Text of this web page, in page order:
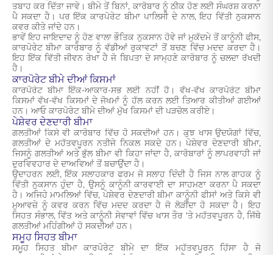
ਤਬਾਹ ਕਰ ਦਿੱਤਾ ਜਾਵੇ। ਬੀਮੇ ਤੋਂ ਬਿਨਾਂ, ਕਾਰੋਬਾਰ ਨੂੰ ਠੀਕ ਹੋਣ ਲਈ ਸੰਘਰਸ਼ ਕਰਨਾ
ਪੈ ਸਕਦਾ ਹੈ। ਪਰ ਇੱਕ ਕਾਰਪੋਰੇਟ ਬੀਮਾ ਪਾਲਿਸੀ ਦੇ ਨਾਲ, ਇਹ ਵਿੱਤੀ ਨੁਕਸਾਨ
ਕਵਰ ਕੀਤੇ ਜਾਂਦੇ ਹਨ।
ਭਾਵੇਂ ਇਹ ਜਾਇਦਾਦ ਨੂੰ ਹੋਣ ਵਾਲਾ ਭੌਤਿਕ ਨੁਕਸਾਨ ਹੋਵੇ ਜਾਂ ਮੁਕੱਦਮੇ ਤੋਂ ਕਾਨੂੰਨੀ ਫੀਸ,
ਕਾਰਪੋਰੇਟ ਬੀਮਾ ਕਾਰੋਬਾਰ ਨੂੰ ਵੱਡੀਆਂ ਰੁਕਾਵਟਾਂ ਤੋਂ ਬਚਣ ਵਿੱਚ ਮਦਦ ਕਰਦਾ ਹੈ।
ਇਹ ਇੱਕ ਵਿੱਤੀ ਜੀਵਨ ਰੇਖਾ ਹੈ ਜੋ ਬਿਪਤਾ ਦੇ ਸਾਮ੍ਹਣੇ ਕਾਰੋਬਾਰ ਨੂੰ ਚਲਦਾ ਰੱਖਦੀ
ਹੈ।
ਕਾਰਪੋਰੇਟ ਬੀਮੇ ਦੀਆਂ ਕਿਸਮਾਂ
ਕਾਰਪੋਰੇਟ ਬੀਮਾ ਇੱਕ-ਆਕਾਰ-ਸਭ ਲਈ ਨਹੀਂ ਹੈ। ਵੱਖ-ਵੱਖ ਕਾਰਪੋਰੇਟ ਬੀਮਾ
ਕਿਸਮਾਂ ਵੱਖ-ਵੱਖ ਕਿਸਮਾਂ ਦੇ ਜੋਖਮਾਂ ਨੂੰ ਹੱਲ ਕਰਨ ਲਈ ਤਿਆਰ ਕੀਤੀਆਂ ਗਈਆਂ
ਹਨ। ਆਓ ਕਾਰਪੋਰੇਟ ਬੀਮੇ ਦੀਆਂ ਮੁੱਖ ਕਿਸਮਾਂ ਦੀ ਪੜਚੋਲ ਕਰੀਏ।
ਪੇਸ਼ੇਵਰ ਦੇਣਦਾਰੀ ਬੀਮਾ
ਗਲਤੀਆਂ ਕਿਸੇ ਵੀ ਕਾਰੋਬਾਰ ਵਿੱਚ ਹੋ ਸਕਦੀਆਂ ਹਨ। ਕੁਝ ਖਾਸ ਉਦਯੋਗਾਂ ਵਿੱਚ,
ਗਲਤੀਆਂ ਦੇ ਮਹੱਤਵਪੂਰਨ ਨਤੀਜੇ ਨਿਕਲ ਸਕਦੇ ਹਨ। ਪੇਸ਼ੇਵਰ ਦੇਣਦਾਰੀ ਬੀਮਾ,
ਜਿਸਨੂੰ ਗਲਤੀਆਂ ਅਤੇ ਭੁੱਲ ਬੀਮਾ ਵੀ ਕਿਹਾ ਜਾਂਦਾ ਹੈ, ਕਾਰੋਬਾਰਾਂ ਨੂੰ ਲਾਪਰਵਾਹੀ ਜਾਂ
ਦੁਰਵਿਵਹਾਰ ਦੇ ਦਾਅਵਿਆਂ ਤੋਂ ਬਚਾਉਂਦਾ ਹੈ।
ਉਦਾਹਰਨ ਲਈ, ਇੱਕ ਸਲਾਹਕਾਰ ਫਰਮ ਜੋ ਸਲਾਹ ਦਿੰਦੀ ਹੈ ਜਿਸ ਨਾਲ ਗਾਹਕ ਨੂੰ
ਵਿੱਤੀ ਨੁਕਸਾਨ ਹੁੰਦਾ ਹੈ, ਉਸਨੂੰ ਕਾਨੂੰਨੀ ਕਾਰਵਾਈ ਦਾ ਸਾਹਮਣਾ ਕਰਨਾ ਪੈ ਸਕਦਾ
ਹੈ। ਅਜਿਹੇ ਮਾਮਲਿਆਂ ਵਿੱਚ, ਪੇਸ਼ੇਵਰ ਦੇਣਦਾਰੀ ਬੀਮਾ ਕਾਨੂੰਨੀ ਫੀਸਾਂ ਅਤੇ ਕਿਸੇ ਵੀ
ਮੁਆਵਜ਼ੇ ਨੂੰ ਕਵਰ ਕਰਨ ਵਿੱਚ ਮਦਦ ਕਰਦਾ ਹੈ ਜੋ ਲੋੜੀਂਦਾ ਹੋ ਸਕਦਾ ਹੈ। ਇਹ
ਸਿਹਤ ਸੰਭਾਲ, ਵਿੱਤ ਅਤੇ ਕਾਨੂੰਨੀ ਸੇਵਾਵਾਂ ਵਿੱਚ ਖਾਸ ਤੌਰ 'ਤੇ ਮਹੱਤਵਪੂਰਨ ਹੈ, ਜਿੱਥੇ
ਗਲਤੀਆਂ ਮਹਿੰਗੀਆਂ ਹੋ ਸਕਦੀਆਂ ਹਨ।
ਸਮੂਹ ਸਿਹਤ ਬੀਮਾ
ਸਮੂਹ ਸਿਹਤ ਬੀਮਾ ਕਾਰਪੋਰੇਟ ਬੀਮੇ ਦਾ ਇੱਕ ਮਹੱਤਵਪੂਰਨ ਹਿੱਸਾ ਹੈ ਜੋ